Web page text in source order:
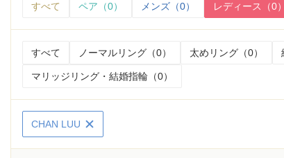
すべて ペア（0） メンズ（0） レディース（0）
すべて ノーマルリング（0） 太めリング（0）
マリッジリング・結婚指輪（0）
CHAN LUU